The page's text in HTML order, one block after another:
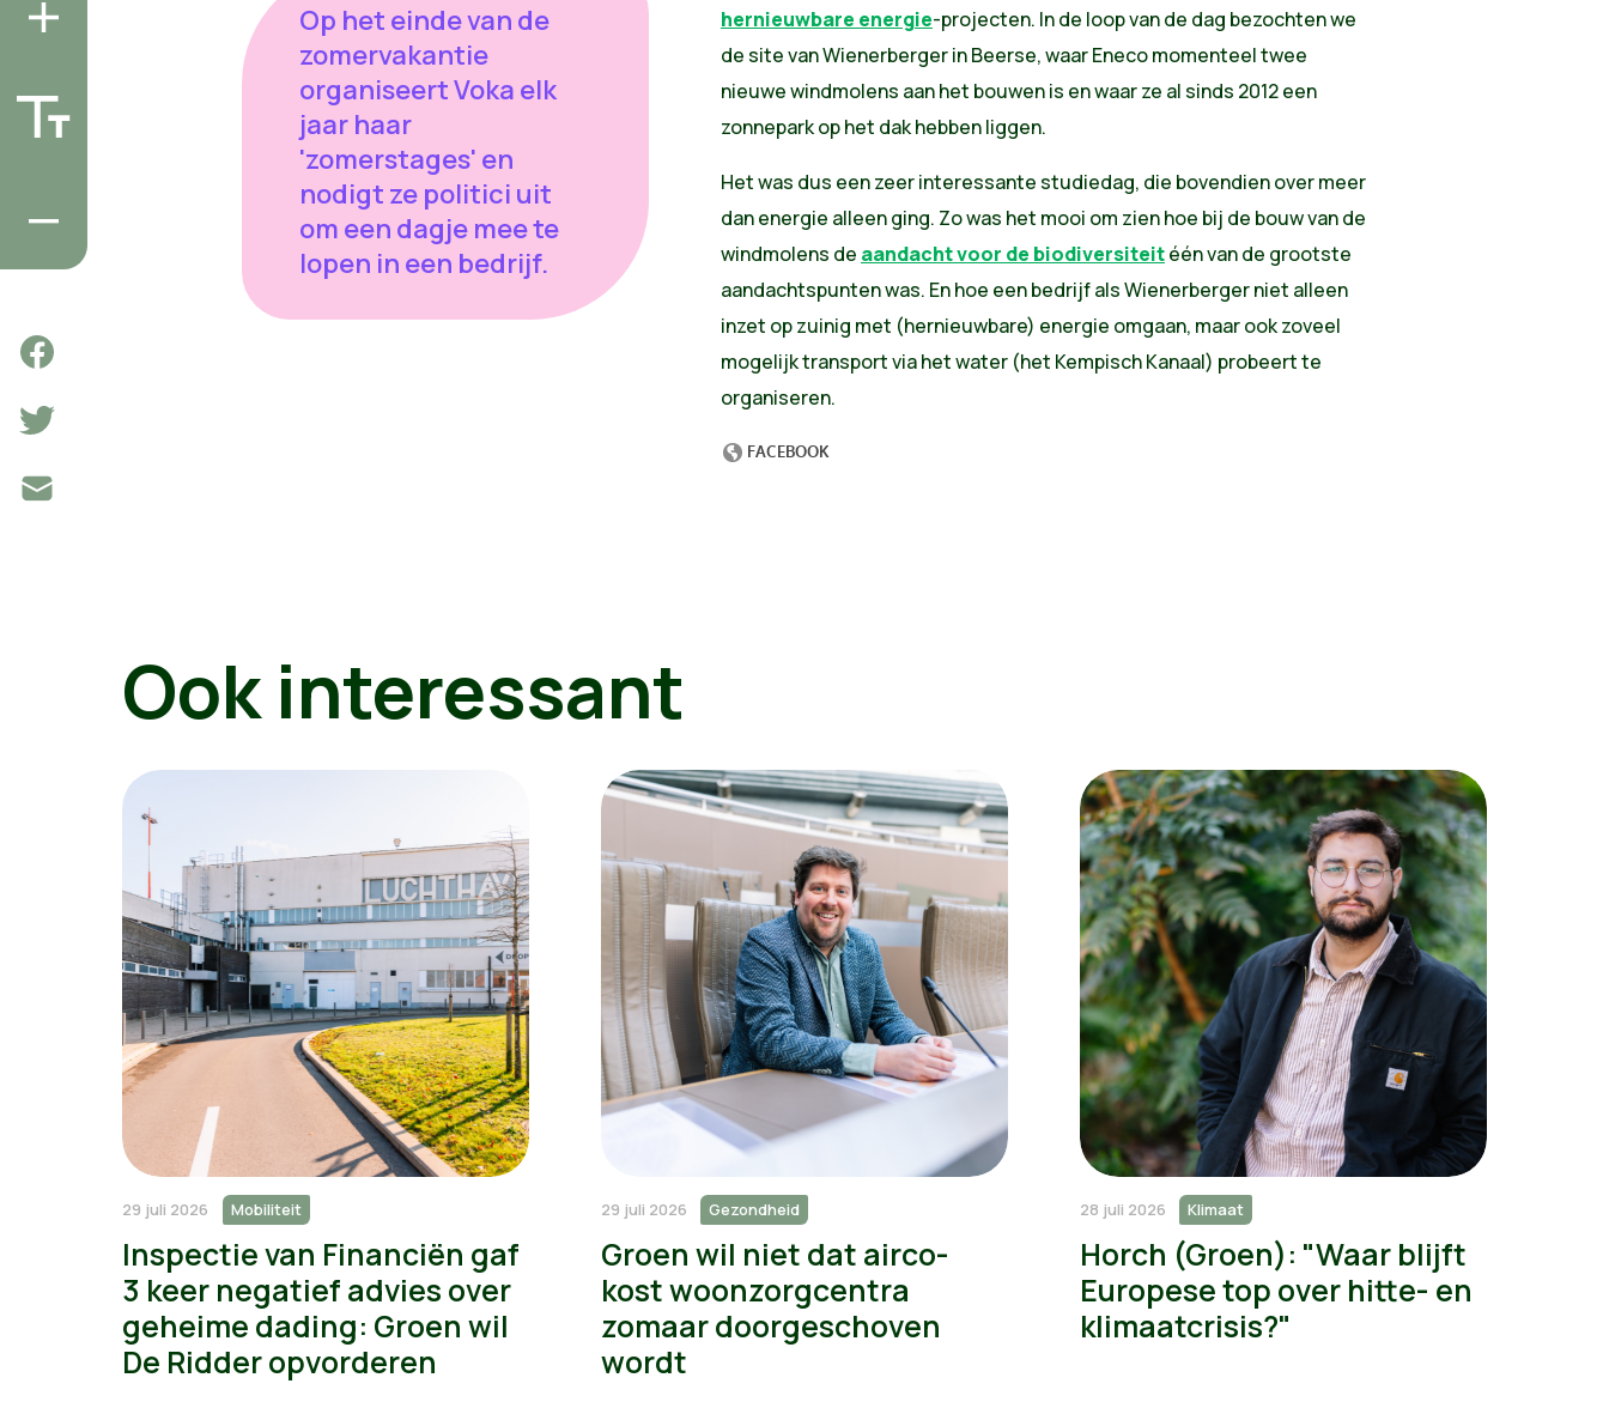
Op het einde van de
zomervakantie
organiseert Voka elk
jaar haar
'zomerstages' en
nodigt ze politici uit
om een dagje mee te
lopen in een bedrijf.
hernieuwbare energie-projecten. In de loop van de dag bezochten we
de site van Wienerberger in Beerse, waar Eneco momenteel twee
nieuwe windmolens aan het bouwen is en waar ze al sinds 2012 een
zonnepark op het dak hebben liggen.
Het was dus een zeer interessante studiedag, die bovendien over meer
dan energie alleen ging. Zo was het mooi om zien hoe bij de bouw van de
windmolens de aandacht voor de biodiversiteitéén van de grootste
aandachtspunten was. En hoe een bedrijf als Wienerberger niet alleen
inzet op zuinig met (hernieuwbare) energie omgaan, maar ook zoveel
mogelijk transport via het water (het Kempisch Kanaal) probeert te
organiseren.
Ook interessant
29 juli 2026 Mobiliteit
Inspectie van Financiën gaf
3 keer negatief advies over
geheime dading: Groen wil
De Ridder opvorderen
29 juli 2026 Gezondheid
Groen wil niet dat airco-
kost woonzorgcentra
zomaar doorgeschoven
wordt
28 juli 2026 Klimaat
Horch (Groen): "Waar blijft
Europese top over hitte- en
klimaatcrisis?"